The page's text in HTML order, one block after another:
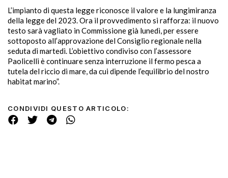
L’impianto di questa legge riconosce il valore e la lungimiranza
della legge del 2023. Ora il provvedimento si rafforza: il nuovo
testo sarà vagliato in Commissione già lunedì, per essere
sottoposto all’approvazione del Consiglio regionale nella
seduta di martedì. L’obiettivo condiviso con l’assessore
Paolicelli è continuare senza interruzione il fermo pesca a
tutela del riccio di mare, da cui dipende l’equilibrio del nostro
habitat marino”.
CONDIVIDI QUESTO ARTICOLO: